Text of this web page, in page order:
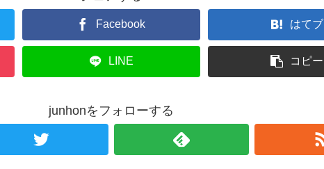
Facebook はてブ
LINE コピー
junhonをフォローする